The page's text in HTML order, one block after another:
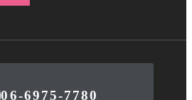
06-6975-7780